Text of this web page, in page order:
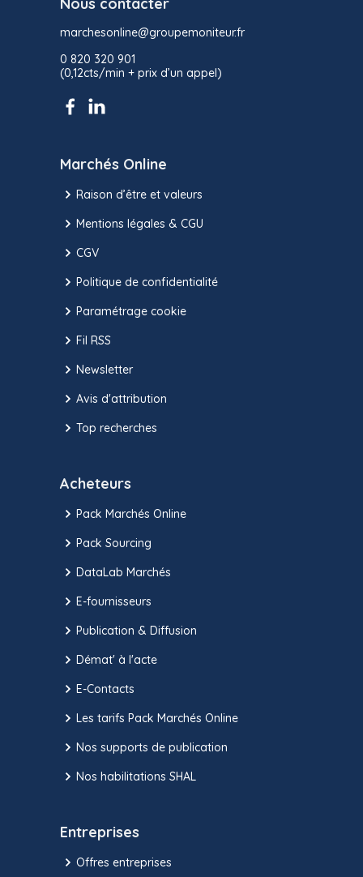
marchesonline@groupemoniteur.fr
0 820 320 901
(0,12cts/min + prix d’un appel)
Marchés Online
Raison d’être et valeurs
Mentions légales & CGU
CGV
Politique de confidentialité
Paramétrage cookie
Fil RSS
Newsletter
Avis d'attribution
Top recherches
Acheteurs
Pack Marchés Online
Pack Sourcing
DataLab Marchés
E-fournisseurs
Publication & Diffusion
Démat' à l'acte
E-Contacts
Les tarifs Pack Marchés Online
Nos supports de publication
Nos habilitations SHAL
Entreprises
Offres entreprises